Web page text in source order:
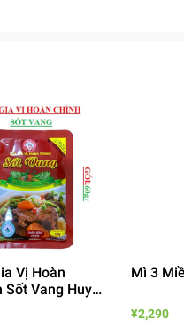
Vị Hoàn
Sốt Vang Huy
Mì 3
¥2,290